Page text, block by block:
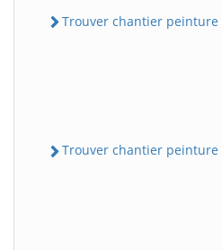
Trouver chantier peinture
Trouver chantier peinture